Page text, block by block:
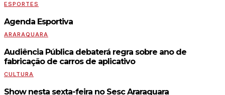
ESPORTES
Agenda Esportiva
ARARAQUARA
Audiência Pública debaterá regra sobre ano de
fabricação de carros de aplicativo
CULTURA
Show nesta sexta-feira no Sesc Araraquara